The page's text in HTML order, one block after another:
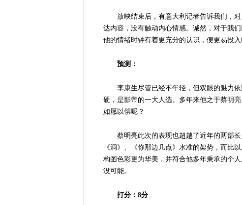
放映结束后，有意大利记者告诉我们，
达内容，没有触动内心情感。诚然，对于我
他的情绪时钟有着更充分的认识，便更易投入
预测：
李康生尽管已经不年轻，但双眼的魅力
硬，是影帝的一大人选。多年来他之于蔡明
如愿以偿呢？
蔡明亮此次的表现也超越了近年的两部
《洞》、《你那边几点》水准的架势，而比
构图色彩更为华美，并符合他多年秉承的个
没可能。
打分：8分